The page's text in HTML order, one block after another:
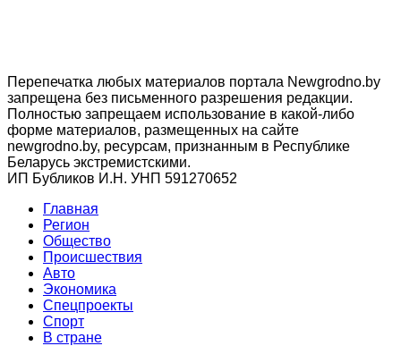
Перепечатка любых материалов портала Newgrodno.by
запрещена без письменного разрешения редакции.
Полностью запрещаем использование в какой-либо
форме материалов, размещенных на сайте
newgrodno.by, ресурсам, признанным в Республике
Беларусь экстремистскими.
ИП Бубликов И.Н. УНП 591270652
Главная
Регион
Общество
Происшествия
Авто
Экономика
Спецпроекты
Cпорт
В стране